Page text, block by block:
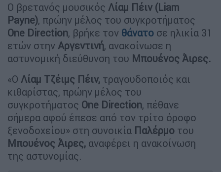
Ο βρετανός μουσικός Λίαμ Πέιν (Liam
Payne), πρώην μέλος του συγκροτήματος
One Direction, βρήκε τον θάνατο σε ηλικία 31
ετών στην Αργεντινή, ανακοίνωσε η
αστυνομική διεύθυνση του Μπουένος Άιρες.
«Ο Λίαμ Τζέιμς Πέιν, τραγουδοποιός και
κιθαρίστας, πρώην μέλος του
συγκροτήματος One Direction, πέθανε
σήμερα αφού έπεσε από τον τρίτο όροφο
ξενοδοχείου» στη συνοικία Παλέρμο του
Μπουένος Άιρες, αναφέρει η ανακοίνωση
της αστυνομίας.